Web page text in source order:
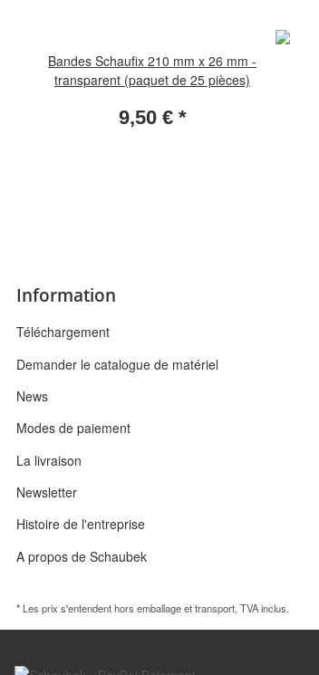
Bandes Schaufix 210 mm x 26 mm -
transparent (paquet de 25 pièces)
9,50 € *
Information
Téléchargement
Demander le catalogue de matériel
News
Modes de paiement
La livraison
Newsletter
Histoire de l'entreprise
A propos de Schaubek
* Les prix s'entendent hors emballage et transport, TVA inclus.